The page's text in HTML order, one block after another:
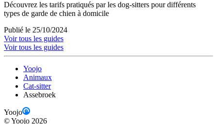
Découvrez les tarifs pratiqués par les dog-sitters pour différents
types de garde de chien à domicile
Publié le 25/10/2024
Voir tous les guides
Voir tous les guides
Yoojo
Animaux
Cat-sitter
Assebroek
Yoojo
©Yoojo 2026